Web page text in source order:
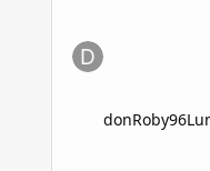
donRoby96